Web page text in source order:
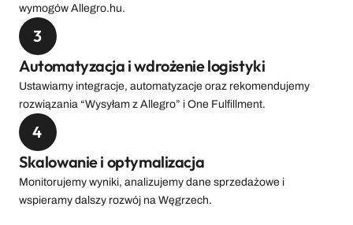
wymogów Allegro.hu.
3
Automatyzacja i wdrożenie logistyki
Ustawiamy integracje, automatyzacje oraz rekomendujemy
rozwiązania “Wysyłam z Allegro” i One Fulfillment.
4
Skalowanie i optymalizacja
Monitorujemy wyniki, analizujemy dane sprzedażowe i
wspieramy dalszy rozwój na Węgrzech.